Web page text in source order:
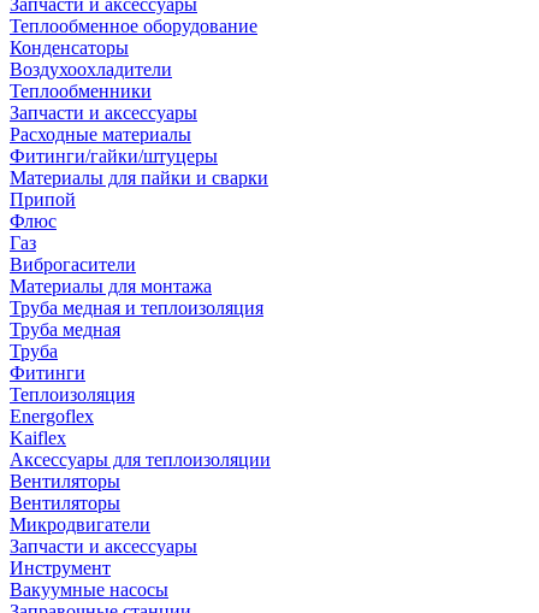
Запчасти и аксессуары
Теплообменное оборудование
Конденсаторы
Воздухоохладители
Теплообменники
Запчасти и аксессуары
Расходные материалы
Фитинги/гайки/штуцеры
Материалы для пайки и сварки
Припой
Флюс
Газ
Виброгасители
Материалы для монтажа
Труба медная и теплоизоляция
Труба медная
Труба
Фитинги
Теплоизоляция
Energoflex
Kaiflex
Аксессуары для теплоизоляции
Вентиляторы
Вентиляторы
Микродвигатели
Запчасти и аксессуары
Инструмент
Вакуумные насосы